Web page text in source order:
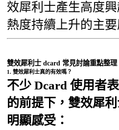
效犀利士產生高度
熱度持續上升的主要
雙效犀利士 dcard 常見討論重點整理
1. 雙效犀利士真的有效嗎？
不少 Dcard 使用者
的前提下，雙效犀
明顯感受：